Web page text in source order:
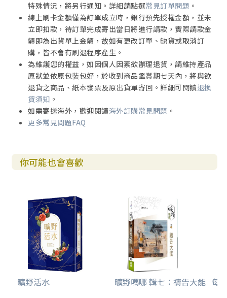
特殊情況，將另行通知。詳細請點選常見訂單問題 。
線上刷卡金額僅為訂單成立時，銀行預先授權金額，並未
立即扣款，待訂單完成寄出當日將進行請款，實際請款金
額即為出貨單上金額，故如有更改訂單、缺貨或取消訂
購，皆不會有刷退程序產生。
為維護您的權益，如因個人因素欲辦理退貨，請維持產品
原狀並依原包裝包好，於收到商品鑑賞期七天內，將與欲
退貨之商品、紙本發票及原出貨單寄回。詳細可閱讀退換
貨須知 。
如需寄送海外，歡迎閱讀海外訂購常見問題 。
更多常見問題FAQ
你可能也會喜歡
曠野活水 曠野嗎哪 輯七：禱告大能 每